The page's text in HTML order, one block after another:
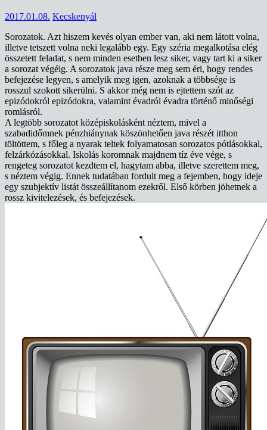
2017.01.08. Kecskenyál
Sorozatok. Azt hiszem kevés olyan ember van, aki nem látott volna,
illetve tetszett volna neki legalább egy. Egy széria megalkotása elég
összetett feladat, s nem minden esetben lesz siker, vagy tart ki a siker
a sorozat végéig. A sorozatok java része meg sem éri, hogy rendes
befejezése legyen, s amelyik meg igen, azoknak a többsége is
rosszul szokott sikerülni. S akkor még nem is ejtettem szót az
epizódokról epizódokra, valamint évadról évadra történő minőségi
romlásról.
A legtöbb sorozatot középiskolásként néztem, mivel a
szabadidőmnek pénzhiánynak köszönhetően java részét itthon
töltöttem, s főleg a nyarak teltek folyamatosan sorozatos pótlásokkal,
felzárkózásokkal. Iskolás koromnak majdnem tíz éve vége, s
rengeteg sorozatot kezdtem el, hagytam abba, illetve szerettem meg,
s néztem végig. Ennek tudatában fordult meg a fejemben, hogy ideje
egy szubjektív listát összeállítanom ezekről. Első körben jöhetnek a
rossz kivitelezések, és befejezések.